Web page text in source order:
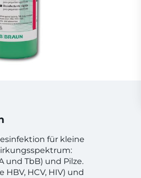
für kleine
und TbB) und Pilze.
HCV, HIV) und